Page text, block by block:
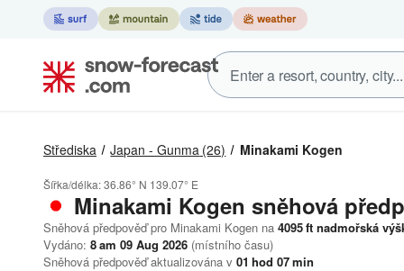
Střediska Japan - Gunma (26) Minakami Kogen
Šířka/délka:36.86° N 139.07° E
Minakami Kogen sněhová
Sněhová předpověď pro Minakami Kogen na 4095ft nadmořská
Vydáno: 8 am 09 Aug 2026 (místního času)
Sněhová předpověď aktualizována v 01 hod 07min